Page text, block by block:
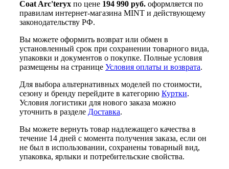
Coat Arc'teryx по цене 194 990 руб. оформляется по
правилам интернет-магазина MINT и действующему
законодательству РФ.
Вы можете оформить возврат или обмен в
установленный срок при сохранении товарного вида,
упаковки и документов о покупке. Полные условия
размещены на странице Условия оплаты и возврата.
Для выбора альтернативных моделей по стоимости,
сезону и бренду перейдите в категорию Куртки.
Условия логистики для нового заказа можно
уточнить в разделе Доставка.
Вы можете вернуть товар надлежащего качества в
течение 14 дней с момента получения заказа, если он
не был в использовании, сохранены товарный вид,
упаковка, ярлыки и потребительские свойства.